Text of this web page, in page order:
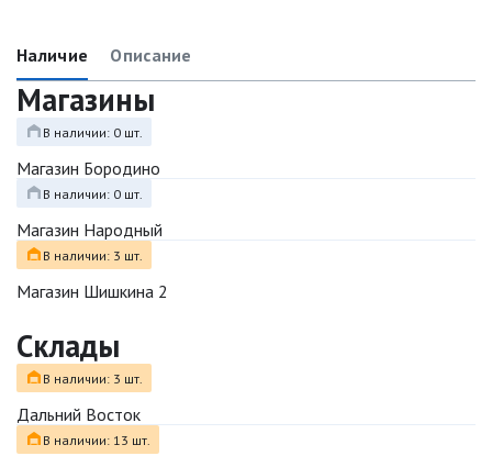
Наличие Описание
Магазины
В наличии: 0 шт.
Магазин Бородино
В наличии: 0 шт.
Магазин Народный
В наличии: 3 шт.
Магазин Шишкина 2
Склады
В наличии: 3 шт.
Дальний Восток
В наличии: 13 шт.